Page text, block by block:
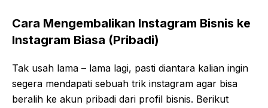
Cara Mengembalikan Instagram Bisnis ke
Instagram Biasa (Pribadi)
Tak usah lama – lama lagi, pasti diantara kalian ingin
segera mendapati sebuah trik instagram agar bisa
beralih ke akun pribadi dari profil bisnis. Berikut